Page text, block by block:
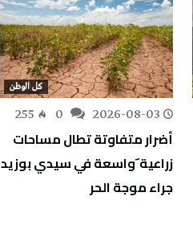
كل الوطن
2026-08-03
255
أضرار متفاوتة تطال مساحات
زراعية َواسعة في سيدي بوزيد
جراء موجة الحر